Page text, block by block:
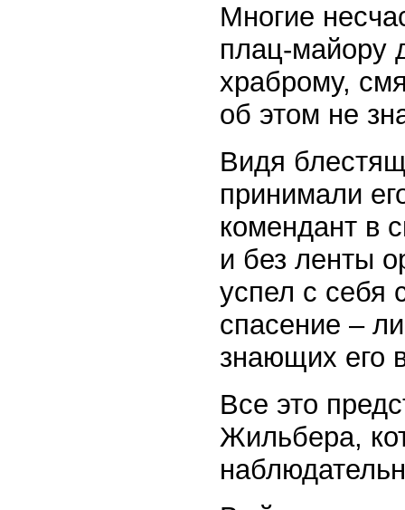
Многие
плац-майору
храброму,
об этом не
Видя
принимали
комендант в
и без ленты
успел с себя
спасение –
знающих его
Все это
Жильбера,